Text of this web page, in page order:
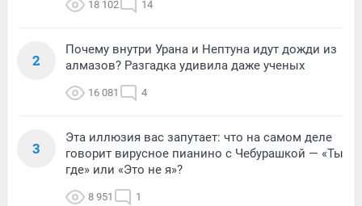
18 102 14
2
Почему внутри Урана и Нептуна идут дожди из
алмазов? Разгадка удивила даже ученых
16 081 4
3
Эта иллюзия вас запутает: что на самом деле
говорит вирусное пианино с Чебурашкой — «Ты
где» или «Это не я»?
8 951 1